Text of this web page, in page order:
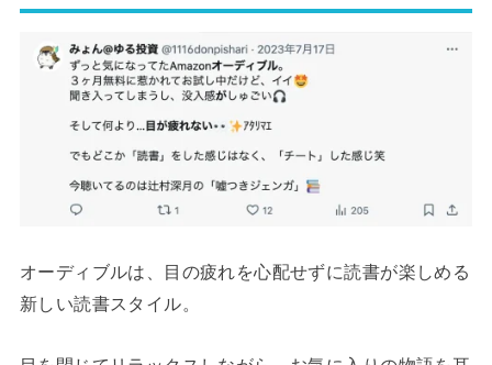
オーディブルは、目の疲れを心配せずに読書が楽しめる
新しい読書スタイル。